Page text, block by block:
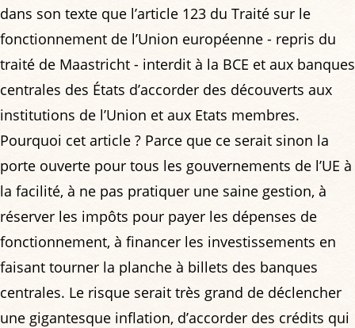
dans son texte que l’article 123 du Traité sur le
fonctionnement de l’Union européenne - repris du
traité de Maastricht - interdit à la BCE et aux banques
centrales des États d’accorder des découverts aux
institutions de l’Union et aux Etats membres.
Pourquoi cet article ? Parce que ce serait sinon la
porte ouverte pour tous les gouvernements de l’UE à
la facilité, à ne pas pratiquer une saine gestion, à
réserver les impôts pour payer les dépenses de
fonctionnement, à financer les investissements en
faisant tourner la planche à billets des banques
centrales. Le risque serait très grand de déclencher
une gigantesque inflation, d’accorder des crédits qui